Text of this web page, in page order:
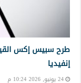
طرح سبيس إكس
إنفيديا
24 يونيو, 2026 10:24 م